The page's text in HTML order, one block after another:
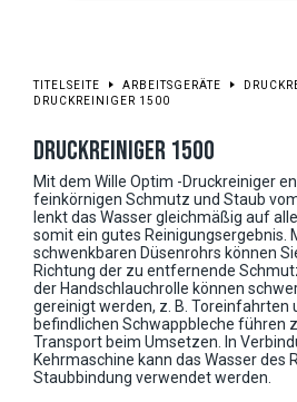
TITELSEITE ARBEITSGERÄTE
DRUCKREINIGER 1500
DRUCKREINIGER 1500
Mit dem Wille Optim -Druckreiniger
feinkörnigen Schmutz und Staub
lenkt das Wasser gleichmäßig auf
somit ein gutes Reinigungsergebnis.
schwenkbaren Düsenrohrs können
Richtung der zu entfernende
der Handschlauchrolle können
gereinigt werden, z. B. Toreinfahrten
befindlichen Schwappbleche führen
Transport beim Umsetzen. In
Kehrmaschine kann das Wasser des
Staubbindung verwendet werden.